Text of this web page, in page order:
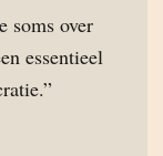
soms over
essentieel